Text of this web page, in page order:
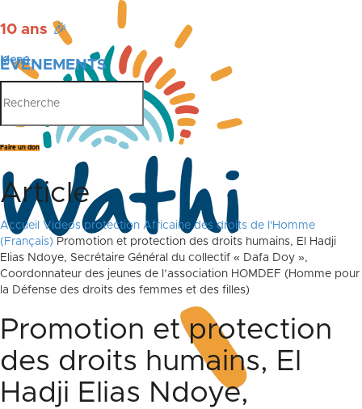
10 ans 🎉
ÉVÉNEMENTS
PUBLICATIONS
Menu
Faire un don
Article
Accueil
Videos protection Africaine des droits de l'Homme
(Français) Promotion et protection des droits humains, El Hadji
Elias Ndoye, Secrétaire Général du collectif « Dafa Doy »,
Coordonnateur des jeunes de l’association HOMDEF (Homme pour
la Défense des droits des femmes et des filles)
Promotion et protection
des droits humains, El
Hadji Elias Ndoye,